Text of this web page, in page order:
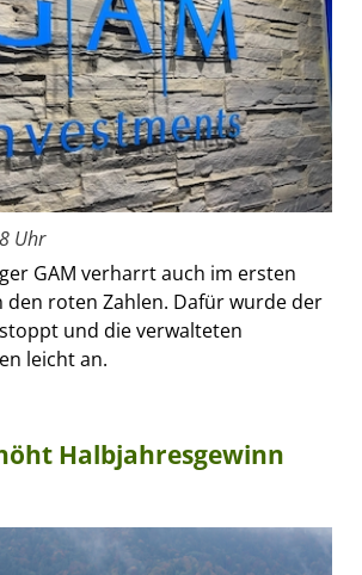
Uhr
GAM verharrt auch im ersten
den roten Zahlen. Dafür wurde der
und die verwalteten
leicht an.
Halbjahresgewinn